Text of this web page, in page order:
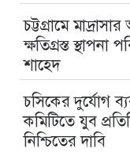
চট্টগ্রামে মাদ্রাসার
ক্ষতিগ্রস্ত স্থাপনা
শাহেদ
চসিকের দুর্যোগ
কমিটিতে যুব
নিশ্চিতের দাবি